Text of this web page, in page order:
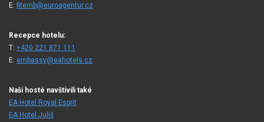
E:fitemb@euroagentur.cz
Recepce hotelu:
T: +420 221 871 111
E: embassy@eahotels.cz
Naši hosté navštívili také
EA Hotel Royal Esprit
EA Hotel Juliš